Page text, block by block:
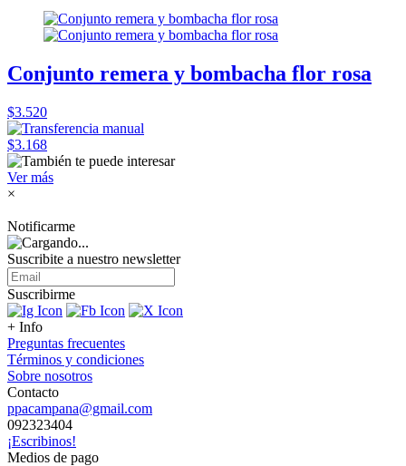
Conjunto remera y bombacha flor rosa
$3.520
$3.168
Ver más
×
Notificarme
Suscribite a nuestro newsletter
Suscribirme
+ Info
Preguntas frecuentes
Términos y condiciones
Sobre nosotros
Contacto
ppacampana@gmail.com
092323404
¡Escribinos!
Medios de pago